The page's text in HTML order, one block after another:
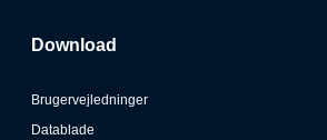
Download
Brugervejledninger
Datablade